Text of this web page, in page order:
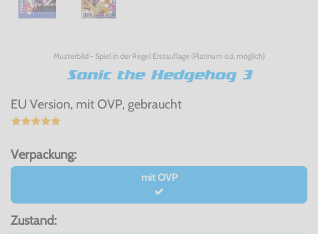
Musterbild - Spiel in der Regel Erstauflage (Platinum o.ä. möglich)
Sonic the Hedgehog 3
EU Version, mit OVP, gebraucht
Verpackung:
mit OVP
Zustand: